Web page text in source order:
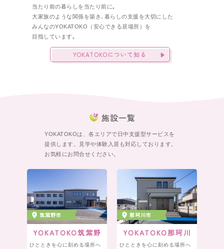
当たり前の暮らしを当たり前に｡
大家族のような関係を築き､暮らしの支援を大切にした
みんなのYOKATOKO（安心できる居場所）を
目指しています｡
YOKATOKOについて知る
施設一覧
YOKATOKOは、各エリアで日中支援型サービスを
提供します。
見学や体験入居も対応しております。
お気軽にお問合せください。
筑紫野市
YOKATOKO筑紫野
ひとときを心に刻める場所へ
那珂川市
YOKATOKO那珂川
ひとときを心に刻める場所へ